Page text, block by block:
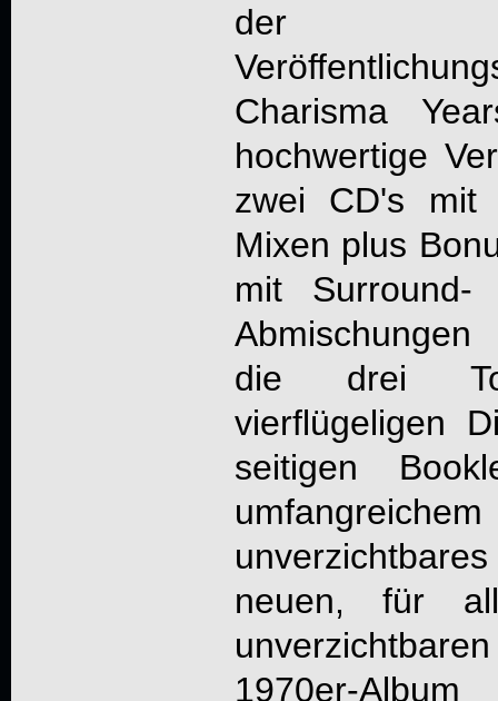
der
Charisma
hochwertige
zwei CD's mit
Mixen plus
mit
die drei
vierflügeligen
seitigen
neuen, für
1970er-